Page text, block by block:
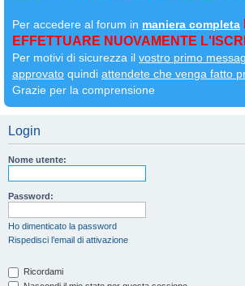
Per accedere al forum in maniera completa
EFFETTUARE NUOVAMENTE
Per motivi di sicurezza il vostro primo
approvato quindi attendete che venga fatto
Grazie per la comprensione
Login
Nome utente:
Password:
Ho dimenticato la password
Rispedisci l’email di attivazione
Ricordami